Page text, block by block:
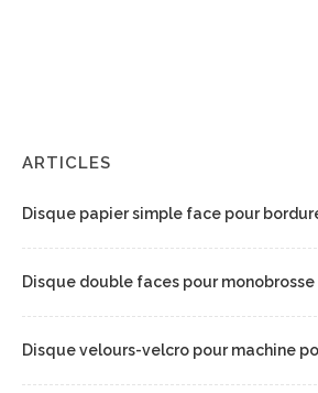
ARTICLES
Disque papier simple face pour
Disque double faces pour monobrosse
Disque velours-velcro pour machine